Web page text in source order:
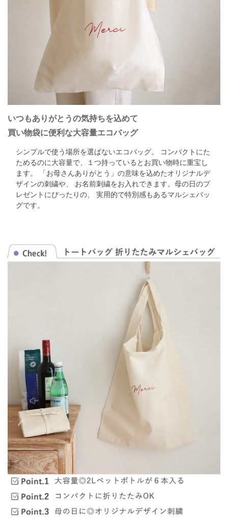
いつもありがとうの気持ちを込めて
買い物袋に便利な大容量エコバッグ
シンプルで使う場所を選ばないエコバッグ。
コンパクトにた
ためるのに大容量で、１つ持っているとお買い物時に重宝し
ます。
「お母さんありがとう」の意味を込めたオリジナルデ
ザインの刺繍や、
お名前刺繍をお入れできます。母の日のプ
レゼントにぴったりの、
実用的で特別感もあるマルシェバッ
グです。